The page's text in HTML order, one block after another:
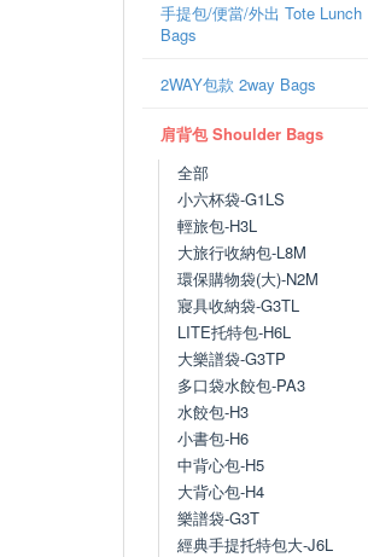
手提包/便當/外出 Tote Lunch
Bags
2WAY包款 2way Bags
肩背包 Shoulder Bags
全部
小六杯袋-G1LS
輕旅包-H3L
大旅行收納包-L8M
環保購物袋(大)-N2M
寢具收納袋-G3TL
LITE托特包-H6L
大樂譜袋-G3TP
多口袋水餃包-PA3
水餃包-H3
小書包-H6
中背心包-H5
大背心包-H4
樂譜袋-G3T
經典手提托特包大-J6L